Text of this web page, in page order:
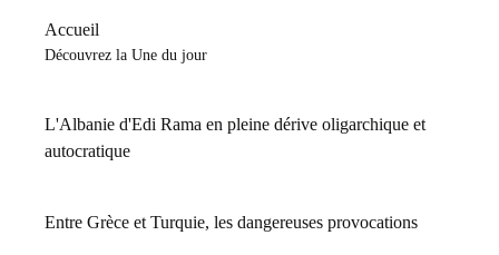
Accueil
Découvrez la Une du jour
L'Albanie d'Edi Rama en pleine dérive oligarchique et
autocratique
Entre Grèce et Turquie, les dangereuses provocations